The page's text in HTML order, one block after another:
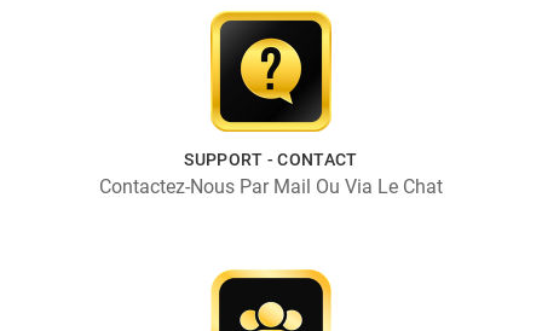
SUPPORT - CONTACT
Contactez-Nous Par Mail Ou Via Le Chat